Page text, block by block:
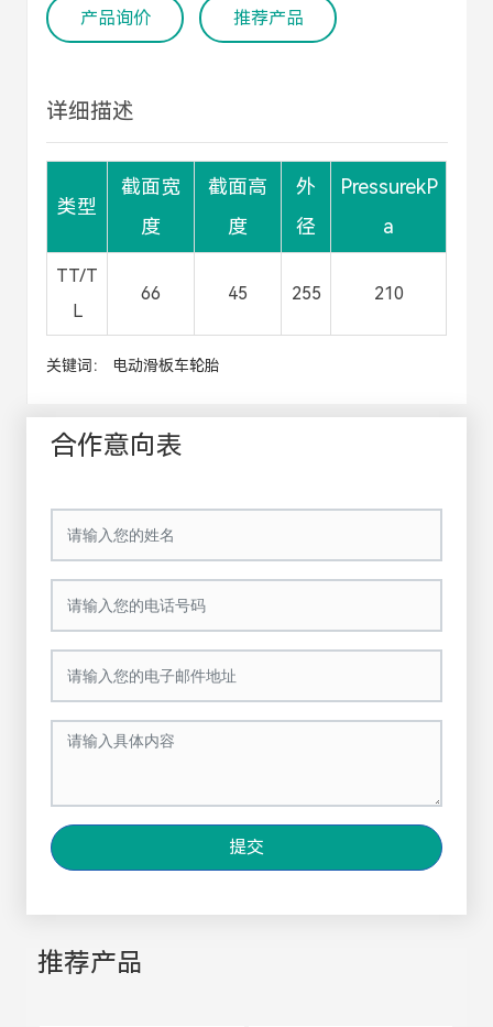
产品询价 推荐产品
详细描述
类型
截面宽
度
截面高
度
外
径
PressurekP
a
TT/T
L
66 45 255 210
关键词： 电动滑板车轮胎
合作意向表
提交
推荐产品